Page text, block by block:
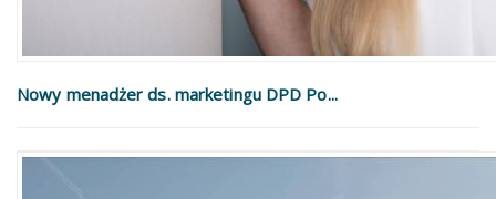
Nowy menadżer ds. marketingu DPD Po...